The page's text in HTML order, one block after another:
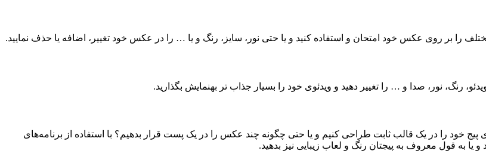
مختلف را بر روی عکس خود امتحان و استفاده کنید و یا حتی نور، سایز، رنگ و یا … را در عکس خود تغییر، اضافه یا حذف نمایید.
رنگ، نور، صدا و … را تغییر دهید و ویدئوی خود را بسیار جذاب تر بهنمایش بگذارید.
خود را در یک قالب ثابت طراحی کنیم و یا حتی چگونه چند عکس را در یک پست قرار بدهیم؟ با استفاده از برنامه‌های
و یا به قول معروف به پیجتان رنگ و لعاب زیبایی نیز بدهید.